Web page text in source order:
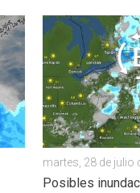
julio de 2026
el norte a lo largo
Lluvias intensas
martes, 28 de julio
Posibles